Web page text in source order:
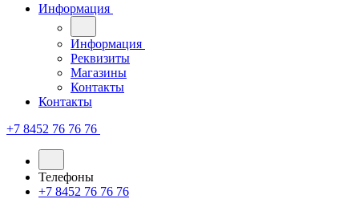
Информация
Информация
Реквизиты
Магазины
Контакты
Контакты
+7 8452 76 76 76
Телефоны
+7 8452 76 76 76